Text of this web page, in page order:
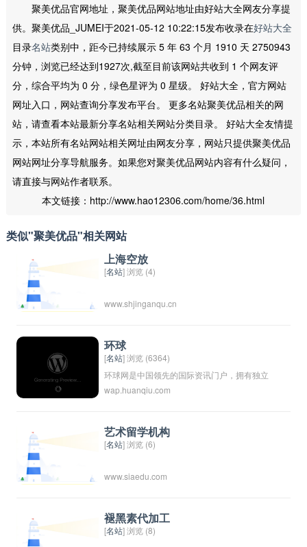
聚美优品官网地址，聚美优品网站地址由好站大全网友分享提
供。聚美优品_JUMEI于2021-05-12 10:22:15发布收录在好站大全
目录名站类别中，距今已持续展示 5 年 63 个月 1910 天 2750943
分钟，浏览已经达到1927次,截至目前该网站共收到 1 个网友评
分，综合平均为 0 分，绿色星评为 0 星级。 好站大全，官方网站
网址入口，网站查询分享发布平台。 更多名站聚美优品相关的网
站，请查看本站最新分享名站相关网站分类目录。 好站大全友情提
示，本站所有名站网站相关网址由网友分享，网站只提供聚美优品
网站网址分享导航服务。如果您对聚美优品网站内容有什么疑问，
请直接与网站作者联系。
本文链接：http://www.hao12306.com/home/36.html
类似"聚美优品"相关网站
上海空放
[名站] 浏览 (4)
www.shjinganqu.cn
环球
[名站] 浏览 (6364)
环球网是中国领先的国际资讯门户，拥有独立
采编权的中央重点新闻网站。环球网秉承环球
立地报道新闻，致力于应用前沿的互联网技
术，为全球化时代的中国互联网用户提供与国
力于打造全球化在线生活平台，成为中国与国
wap.huanqiu.com
艺术留学机构
[名站] 浏览 (6)
www.siaedu.com
褪黑素代加工
[名站] 浏览 (8)